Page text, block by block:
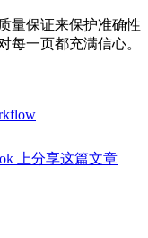
量保证来保护准确性
一页都充满信心。
上分享这篇文章